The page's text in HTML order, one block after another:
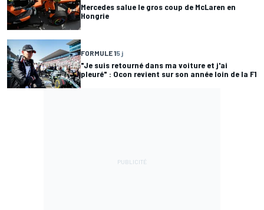
Mercedes salue le gros coup de McLaren en
Hongrie
FORMULE 15 j
"Je suis retourné dans ma voiture et j'ai
pleuré" : Ocon revient sur son année loin de la F1